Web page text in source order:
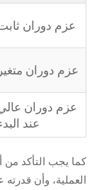
عزم دوران
عزم دوران متغير
عزم دوران
عند
كما يجب التأكد من
العملية، وأن